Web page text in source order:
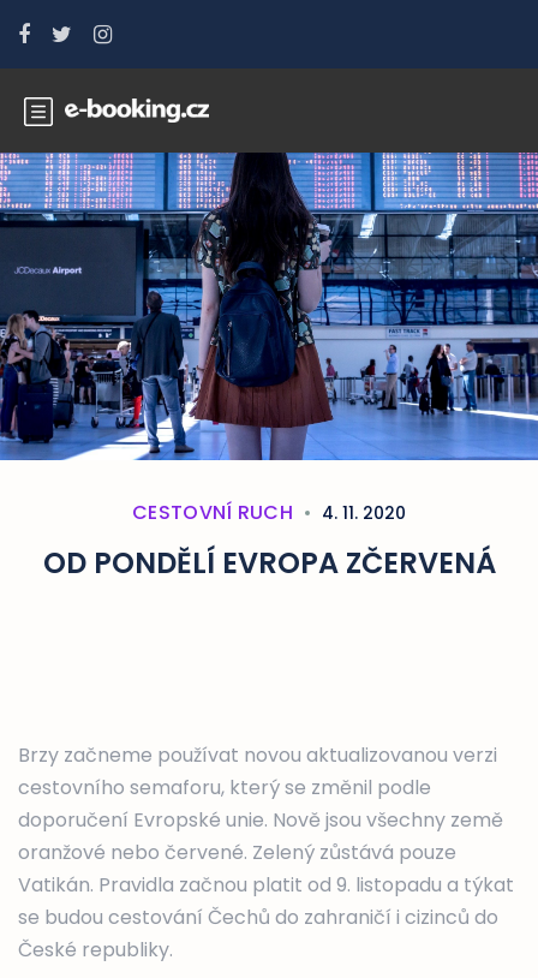
CESTOVNÍ RUCH 4. 11. 2020
OD PONDĚLÍ EVROPA ZČERVENÁ
Brzy začneme používat novou aktualizovanou verzi
cestovního semaforu, který se změnil podle
doporučení Evropské unie. Nově jsou všechny země
oranžové nebo červené. Zelený zůstává pouze
Vatikán. Pravidla začnou platit od 9. listopadu a týkat
se budou cestování Čechů do zahraničí i cizinců do
České republiky.